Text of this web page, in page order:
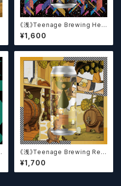
《浅》Teenage Brewing Het
erophonic // ヘテロフォニック
【クラフトビール】
¥1,600
《浅》Teenage Brewing Res
urrection // レザレクション【ク
ラフトビール】
¥1,700